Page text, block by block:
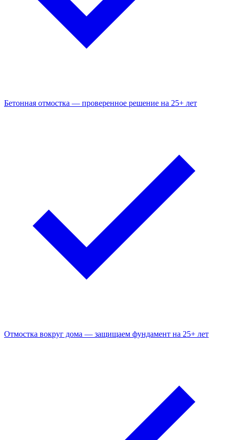
Бетонная отмостка — проверенное решение на 25+ лет
Отмостка вокруг дома — защищаем фундамент на 25+ лет